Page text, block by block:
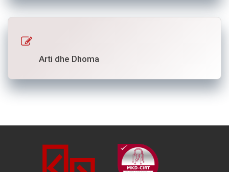
Arti dhe Dhoma